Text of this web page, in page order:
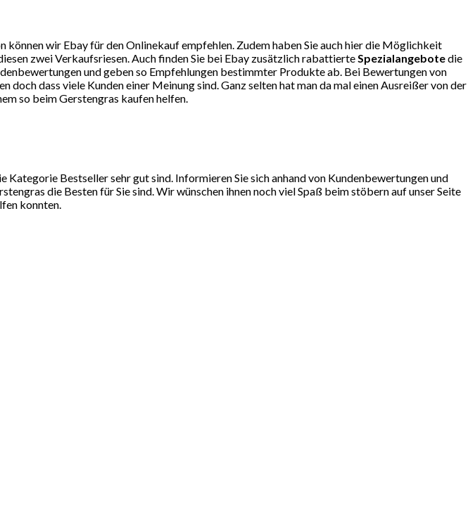
können wir Ebay für den Onlinekauf empfehlen. Zudem haben Sie auch hier die Möglichkeit
zwei Verkaufsriesen. Auch finden Sie bei Ebay zusätzlich rabattierteSpezialangebotedie
und geben so Empfehlungen bestimmter Produkte ab. Bei Bewertungen von
dass viele Kunden einer Meinung sind. Ganz selten hat man da mal einen Ausreißer von der
so beim Gerstengras kaufen helfen.
Bestseller sehr gut sind. Informieren Sie sich anhand von Kundenbewertungen und
die Besten für Sie sind. Wir wünschen ihnen noch viel Spaß beim stöbern auf unser Seite
konnten.